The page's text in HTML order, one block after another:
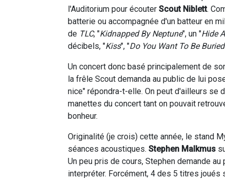
l'Auditorium pour écouter Scout Niblett.
batterie ou accompagnée d'un batteur en
de TLC, "Kidnapped By Neptune", un "Hide
décibels, "Kiss", "Do You Want To Be
Un concert donc basé principalement de
la frêle Scout demanda au public de lui
nice" répondra-t-elle. On peut d'ailleurs se
manettes du concert tant on pouvait
bonheur.
Originalité (je crois) cette année, le stand
séances acoustiques. Stephen Malkmus
Un peu pris de cours, Stephen demande
interpréter. Forcément, 4 des 5 titres joués